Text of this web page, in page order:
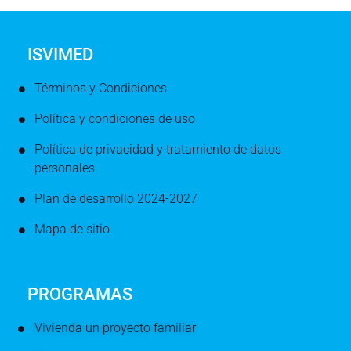
ISVIMED
Términos y Condiciones
Política y condiciones de uso
Política de privacidad y tratamiento de datos
personales
Plan de desarrollo 2024-2027
Mapa de sitio
PROGRAMAS
Vivienda un proyecto familiar